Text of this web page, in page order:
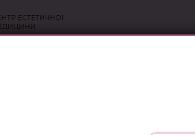
ЛАЗЕРНЕ ШЛІФУВАННЯ